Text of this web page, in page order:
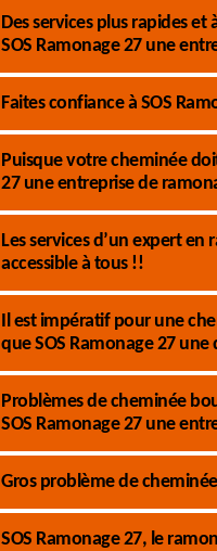
Des services plus rapides
SOS Ramonage 27 une
Faites confiance à SOS
Puisque votre cheminée
27 une entreprise de
Les services d’un expert
accessible à tous !!
Il est impératif pour une
que SOS Ramonage 27
Problèmes de cheminée
SOS Ramonage 27 une
Gros problème de
SOS Ramonage 27, le